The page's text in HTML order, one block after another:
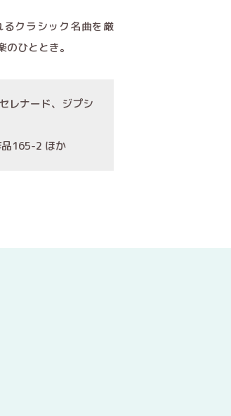
クラシック名曲を厳
ひととき。
レナード、ジプシ
165-2 ほか